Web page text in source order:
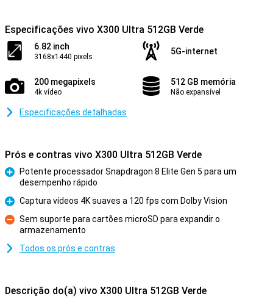
Especificações vivo X300 Ultra 512GB Verde
6.82 inch
3168x1440 pixels
5G-internet
200 megapixels
4k vídeo
512 GB memória
Não expansível
Especificações detalhadas
Prós e contras vivo X300 Ultra 512GB Verde
Prós
Potente processador Snapdragon 8 Elite Gen 5 para um
desempenho rápido
Prós
Captura vídeos 4K suaves a 120 fps com Dolby Vision
Contras
Sem suporte para cartões microSD para expandir o
armazenamento
Todos os prós e contras
Descrição do(a) vivo X300 Ultra 512GB Verde